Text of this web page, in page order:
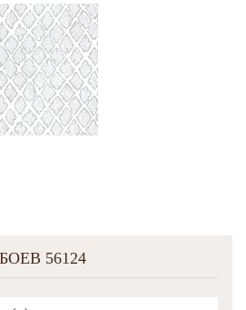
56124